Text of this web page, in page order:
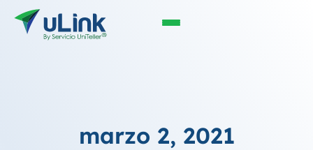
marzo 2, 2021